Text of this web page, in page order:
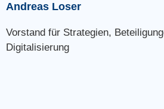
Andreas Loser
Vorstand für Strategien,
Digitalisierung